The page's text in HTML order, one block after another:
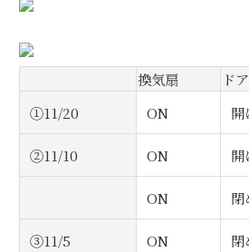
換気扇 ドア
①11/20
ON 開
②11/10 ON 開
ON 閉
③11/5 ON 閉